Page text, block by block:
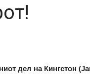
на праг на
својот млад талент во
дел на Кингстон